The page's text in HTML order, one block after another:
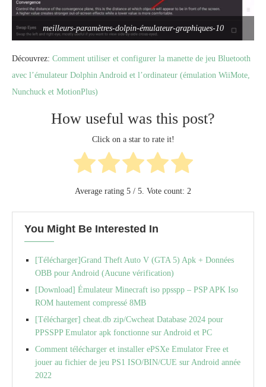
meilleurs-paramètres-dolpin-émulateur-graphiques-10
Découvrez: Comment utiliser et configurer la manette de jeu Bluetooth
avec l’émulateur Dolphin Android et l’ordinateur (émulation WiiMote,
Nunchuck et MotionPlus)
How useful was this post?
Click on a star to rate it!
Average rating 5 / 5. Vote count: 2
You Might Be Interested In
[Télécharger]Grand Theft Auto V (GTA 5) Apk + Données
OBB pour Android (Aucune vérification)
[Download] Émulateur Minecraft iso ppsspp – PSP APK Iso
ROM hautement compressé 8MB
[Télécharger] cheat.db zip/Cwcheat Database 2024 pour
PPSSPP Emulator apk fonctionne sur Android et PC
Comment télécharger et installer ePSXe Emulator Free et
jouer au fichier de jeu PS1 ISO/BIN/CUE sur Android année
2022